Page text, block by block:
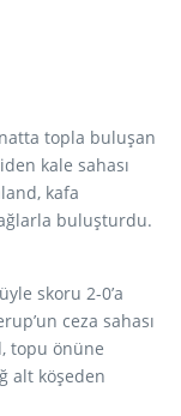
topla buluşan
kale sahası
kafa
buluşturdu.
skoru 2-0’a
ceza sahası
topu önüne
alt köşeden